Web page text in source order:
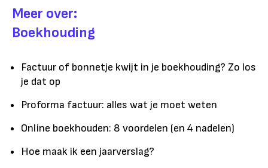
Meer over:
Boekhouding
Factuur of bonnetje kwijt in je boekhouding? Zo los
je dat op
Proforma factuur: alles wat je moet weten
Online boekhouden: 8 voordelen (en 4 nadelen)
Hoe maak ik een jaarverslag?